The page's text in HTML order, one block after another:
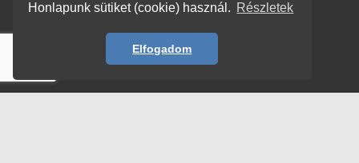
Honlapunk sütiket (cookie) használ. Részletek
Elfogadom